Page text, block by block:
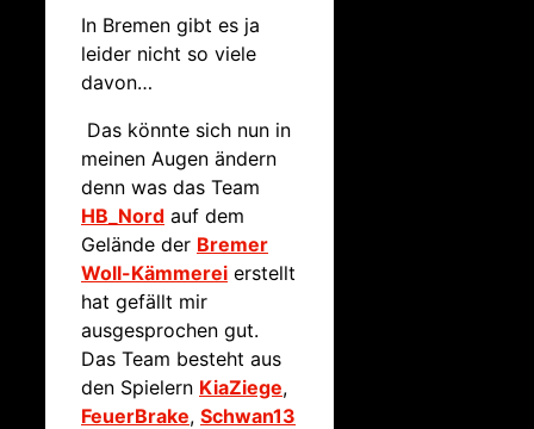
In Bremen gibt es ja
leider nicht so viele
davon…
Das könnte sich nun in
meinen Augen ändern
denn was das Team
HB_Nord auf dem
Gelände der Bremer
Woll-Kämmerei erstellt
hat gefällt mir
ausgesprochen gut.
Das Team besteht aus
den Spielern KiaZiege,
FeuerBrake, Schwan13